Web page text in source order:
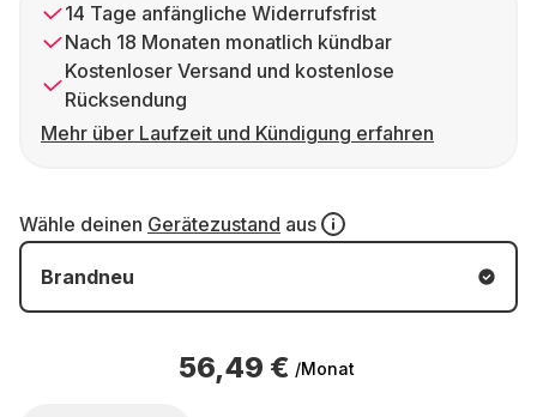
14 Tage anfängliche Widerrufsfrist
Nach 18 Monaten monatlich kündbar
Kostenloser Versand und kostenlose
Rücksendung
Mehr über Laufzeit und Kündigung erfahren
Wähle deinen Gerätezustand aus
Brandneu
56,49 € /Monat